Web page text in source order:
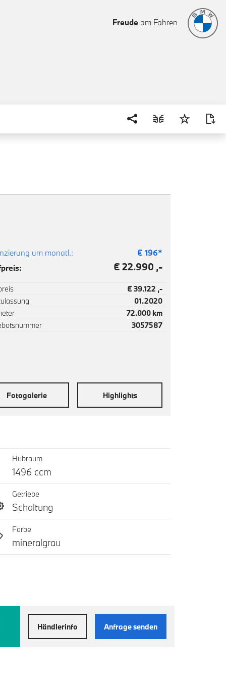
Freude am Fahren
um monatl.: € 196*
€ 22.990 ,-
€ 39.122 ,-
01.2020
72.000 km
3057587
Fotogalerie Highlights
Hubraum
1496 ccm
Getriebe
Schaltung
Farbe
mineralgrau
Händlerinfo Anfrage senden